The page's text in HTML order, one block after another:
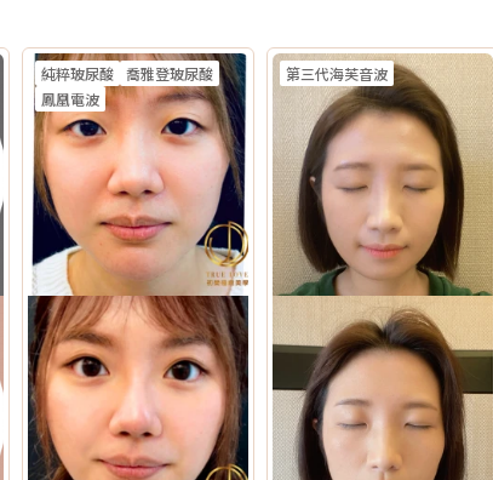
純粹玻尿酸
喬雅登玻尿酸
鳳凰電波
第三代海芙音波